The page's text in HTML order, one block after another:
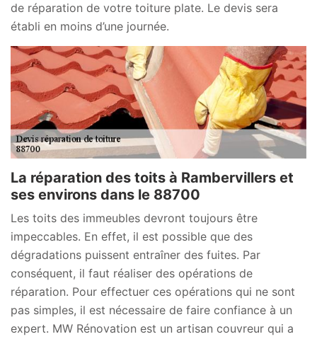
de réparation de votre toiture plate. Le devis sera
établi en moins d’une journée.
La réparation des toits à Rambervillers et
ses environs dans le 88700
Les toits des immeubles devront toujours être
impeccables. En effet, il est possible que des
dégradations puissent entraîner des fuites. Par
conséquent, il faut réaliser des opérations de
réparation. Pour effectuer ces opérations qui ne sont
pas simples, il est nécessaire de faire confiance à un
expert. MW Rénovation est un artisan couvreur qui a